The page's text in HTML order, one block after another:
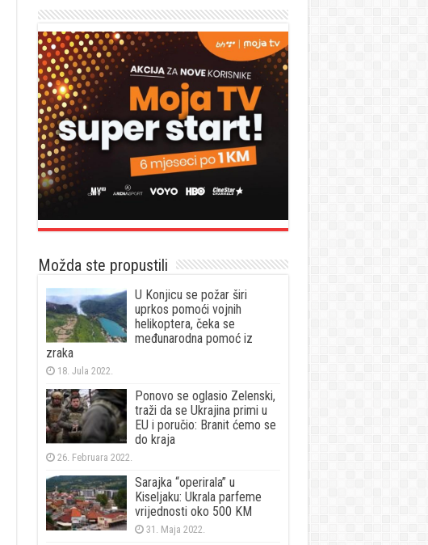
Možda ste propustili
U Konjicu se požar širi
uprkos pomoći vojnih
helikoptera, čeka se
međunarodna pomoć iz
zraka
18. Jula 2022.
Ponovo se oglasio Zelenski,
traži da se Ukrajina primi u
EU i poručio: Branit ćemo se
do kraja
26. Februara 2022.
Sarajka “operirala” u
Kiseljaku: Ukrala parfeme
vrijednosti oko 500 KM
31. Maja 2022.